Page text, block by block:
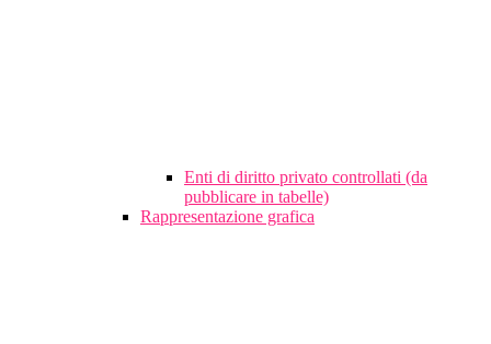
Enti di diritto privato controllati (da
pubblicare in tabelle)
Rappresentazione grafica